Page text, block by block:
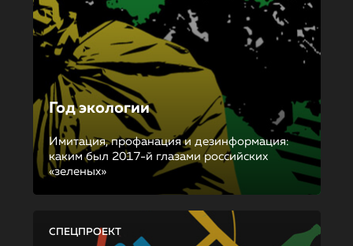
Год экологии
Имитация, профанация и дезинформация:
каким был 2017-й глазами российских
«зеленых»
СПЕЦПРОЕКТ